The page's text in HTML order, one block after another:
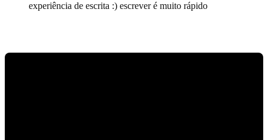
experiência de escrita :) escrever é muito rápido